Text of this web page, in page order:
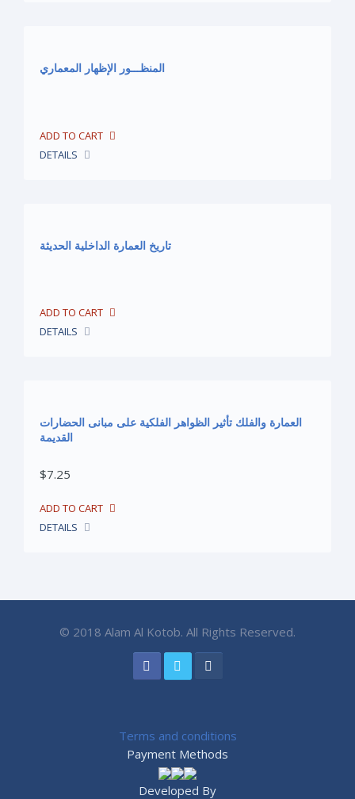
Contact Us
المنظـــور الإظهار المعماري
DETAILS
تاريخ العمارة الداخلية الحديثة
DETAILS
العمارة والفلك تأثير الظواهر الفلكية على مبانى الحضارات
القديمة
$7.25
DETAILS
© 2018 Alam Al Kotob. All Rights Reserved.
Terms and conditions
Payment Methods
Developed By